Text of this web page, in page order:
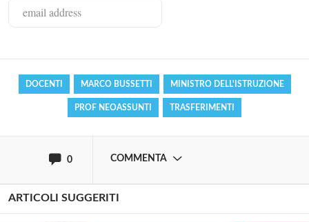
DOCENTI MARCO BUSSETTI MINISTRO DELL'ISTRUZIONE
PROF NEOASSUNTI TRASFERIMENTI
0 COMMENTA
Solo gli utenti registrati possono
commentare!
Effettua il Login o Registrati
ARTICOLI SUGGERITI